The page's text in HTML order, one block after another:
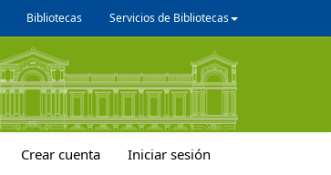
Bibliotecas Servicios de Bibliotecas
Crear cuenta Iniciar sesión